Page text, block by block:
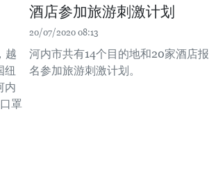
越
纽
内
罩
酒店参加旅游刺激计划
20/07/2020 08:13
河内市共有14个目的地和20家酒店报
名参加旅游刺激计划。